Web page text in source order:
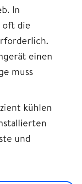
In
oft die
einen
muss
kühlen
und